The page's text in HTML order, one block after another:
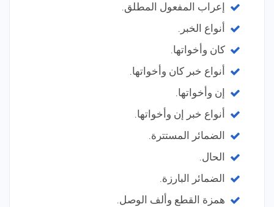
إعراب المفعول المطلق.
أنواع الخبر.
كان وأخواتها.
أنواع خبر كان وأخواتها.
إن وأخواتها.
أنواع خبر إن وأخواتها.
الضمائر المستترة.
الحال.
الضمائر البارزة.
همزة القطع وألف الوصل.